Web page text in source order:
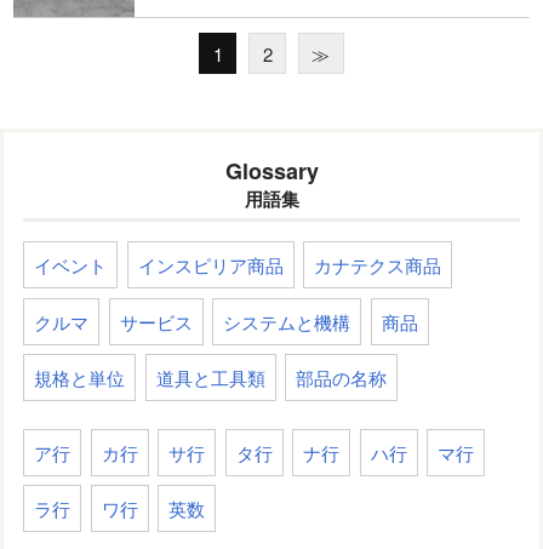
1 2 ≫
Glossary
用語集
イベント インスピリア商品 カナテクス商品
クルマ サービス システムと機構 商品
規格と単位 道具と工具類 部品の名称
ア行 カ行 サ行 タ行 ナ行 ハ行 マ行
ラ行 ワ行 英数